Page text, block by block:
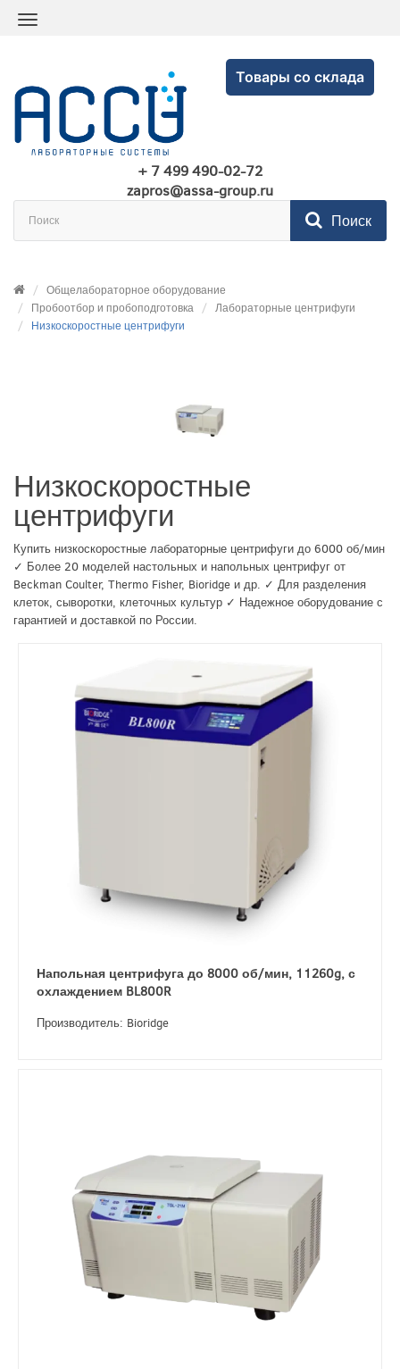
Товары со склада
+ 7 499 490-02-72
zapros@assa-group.ru
Поиск
Общелабораторное оборудование
Пробоотбор и пробоподготовка
Лабораторные центрифуги
Низкоскоростные центрифуги
Низкоскоростные
центрифуги
Купить низкоскоростные лабораторные центрифуги до 6000 об/мин
✓ Более 20 моделей настольных и напольных центрифуг от
Beckman Coulter, Thermo Fisher, Bioridge и др. ✓ Для разделения
клеток, сыворотки, клеточных культур ✓ Надежное оборудование с
гарантией и доставкой по России.
Напольная центрифуга до 8000 об/мин, 11260g, с
охлаждением BL800R
Производитель: Bioridge